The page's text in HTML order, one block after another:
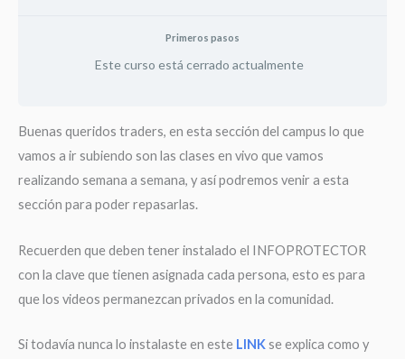
Primeros pasos
Este curso está cerrado actualmente
Buenas queridos traders, en esta sección del campus lo que
vamos a ir subiendo son las clases en vivo que vamos
realizando semana a semana, y así podremos venir a esta
sección para poder repasarlas.
Recuerden que deben tener instalado el INFOPROTECTOR
con la clave que tienen asignada cada persona, esto es para
que los videos permanezcan privados en la comunidad.
Si todavía nunca lo instalaste en este LINKse explica como y